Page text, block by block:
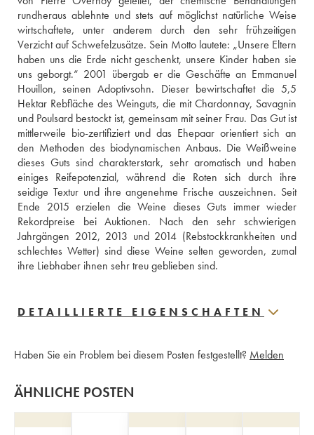
rundheraus ablehnte und stets auf möglichst natürliche Weise
wirtschaftete, unter anderem durch den sehr frühzeitigen
Verzicht auf Schwefelzusätze. Sein Motto lautete: „Unsere Eltern
haben uns die Erde nicht geschenkt, unsere Kinder haben sie
uns geborgt.“ 2001 übergab er die Geschäfte an Emmanuel
Houillon, seinen Adoptivsohn. Dieser bewirtschaftet die 5,5
Hektar Rebfläche des Weinguts, die mit Chardonnay, Savagnin
und Poulsard bestockt ist, gemeinsam mit seiner Frau. Das Gut ist
mittlerweile bio-zertifiziert und das Ehepaar orientiert sich an
den Methoden des biodynamischen Anbaus. Die Weißweine
dieses Guts sind charakterstark, sehr aromatisch und haben
einiges Reifepotenzial, während die Roten sich durch ihre
seidige Textur und ihre angenehme Frische auszeichnen. Seit
Ende 2015 erzielen die Weine dieses Guts immer wieder
Rekordpreise bei Auktionen. Nach den sehr schwierigen
Jahrgängen 2012, 2013 und 2014 (Rebstockkrankheiten und
schlechtes Wetter) sind diese Weine selten geworden, zumal
ihre Liebhaber ihnen sehr treu geblieben sind.
DETAILLIERTE EIGENSCHAFTEN
Haben Sie ein Problem bei diesem Posten festgestellt? Melden
ÄHNLICHE POSTEN